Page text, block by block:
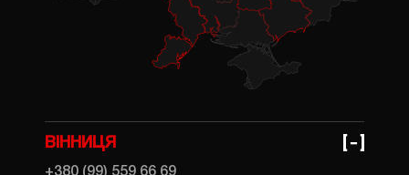
ВІННИЦЯ
+380 (99) 559 66 69